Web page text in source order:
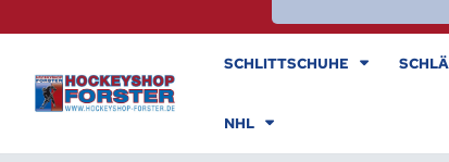
SCHLITTSCHUHE
NHL